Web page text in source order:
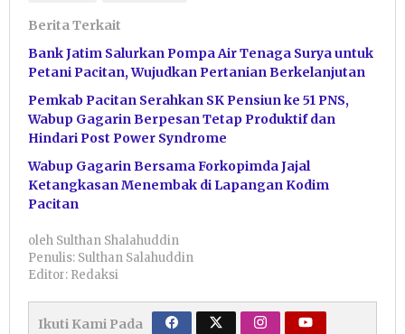
Berita Terkait
Bank Jatim Salurkan Pompa Air Tenaga Surya untuk
Petani Pacitan, Wujudkan Pertanian Berkelanjutan
Pemkab Pacitan Serahkan SK Pensiun ke 51 PNS,
Wabup Gagarin Berpesan Tetap Produktif dan
Hindari Post Power Syndrome
Wabup Gagarin Bersama Forkopimda Jajal
Ketangkasan Menembak di Lapangan Kodim
Pacitan
oleh Sulthan Shalahuddin
Penulis: Sulthan Salahuddin
Editor: Redaksi
Ikuti Kami Pada